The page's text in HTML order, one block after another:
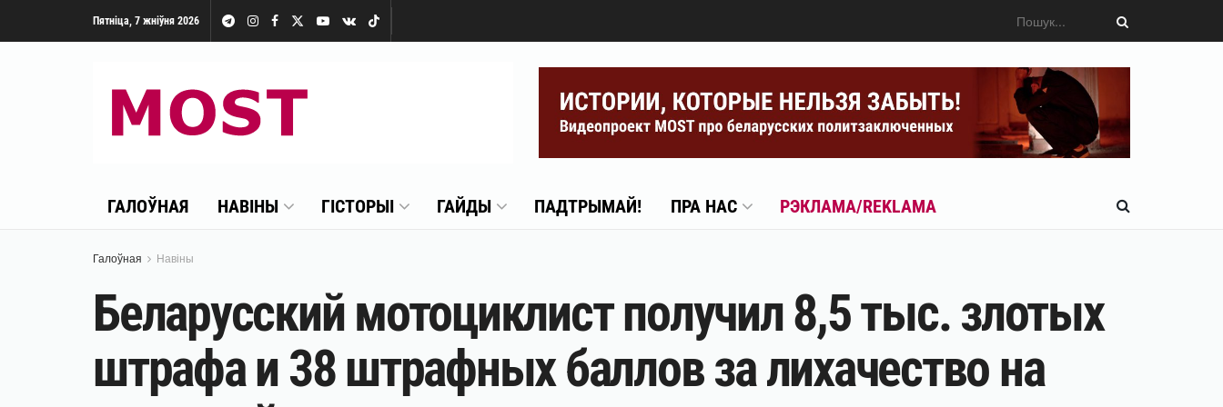
Пятніца, 7 жніўня 2026
ГАЛОЎНАЯ НАВІНЫ ГІСТОРЫІ ГАЙДЫ ПАДТРЫМАЙ! ПРА НАС РЭКЛАМА/REKLAMA
Галоўная Навіны
Беларусский мотоциклист получил 8,5 тыс. злотых
штрафа и 38 штрафных баллов за лихачество на